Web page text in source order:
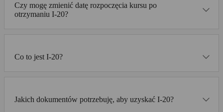
Czy mogę zmienić datę rozpoczęcia kursu po
otrzymaniu I-20?
Co to jest I-20?
Jakich dokumentów potrzebuję, aby uzyskać I-20?